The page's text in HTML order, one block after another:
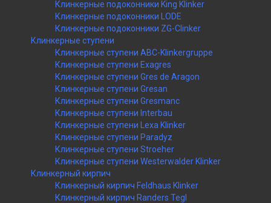
Клинкерные подоконники King Klinker
Клинкерные подоконники LODE
Клинкерные подоконники ZG-Clinker
Клинкерные ступени
Клинкерные ступени ABC-Klinkergruppe
Клинкерные ступени Exagres
Клинкерные ступени Gres de Aragon
Клинкерные ступени Gresan
Клинкерные ступени Gresmanc
Клинкерные ступени Interbau
Клинкерные ступени Lexa Klinker
Клинкерные ступени Paradyz
Клинкерные ступени Stroeher
Клинкерные ступени Westerwalder Klinker
Клинкерный кирпич
Клинкерный кирпич Feldhaus Klinker
Клинкерный кирпич Randers Tegl